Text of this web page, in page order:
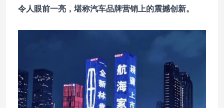
令人眼前一亮，堪称汽车品牌营销上的震撼创新。